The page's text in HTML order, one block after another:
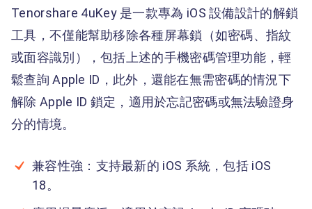
Tenorshare 4uKey 是一款專為 iOS 設備設計的解鎖
工具，不僅能幫助移除各種屏幕鎖（如密碼、指紋
或面容識別），包括上述的手機密碼管理功能，輕
鬆查詢 Apple ID，此外，還能在無需密碼的情況下
解除 Apple ID 鎖定，適用於忘記密碼或無法驗證身
分的情境。
兼容性強：支持最新的 iOS 系統，包括 iOS
18。